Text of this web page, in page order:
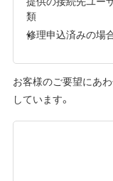
類
修理申込済みの場
お客様のご要望にあ
しています。